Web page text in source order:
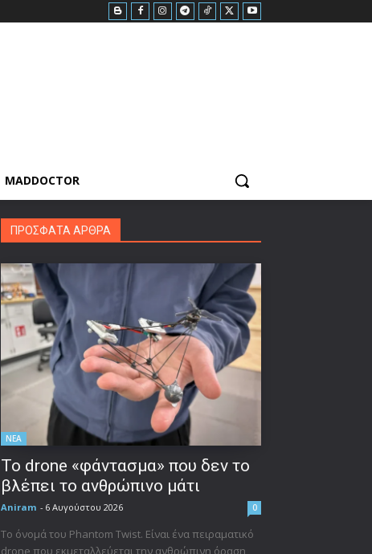
MADDOCTOR
ΠΡΟΣΦΑΤΑ ΑΡΘΡΑ
ΝΕΑ
Το drone «φάντασμα» που δεν το
βλέπει το ανθρώπινο μάτι
Aniram - 6 Αυγούστου 2026 0
Το όνομά του Phantom Twist. Είναι ένα πειραματικό
drone που εκμεταλλεύεται την ανθρώπινη όραση